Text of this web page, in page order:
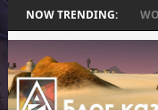
NOW TRENDING:
БИТВЫ WORLD